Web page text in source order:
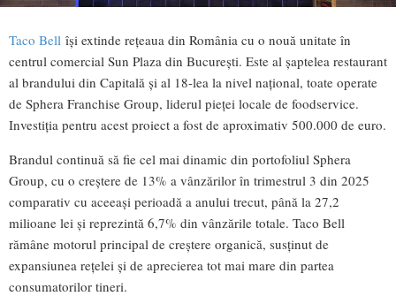
Taco Bell își extinde rețeaua din România cu o nouă unitate în
centrul comercial Sun Plaza din București. Este al șaptelea restaurant
al brandului din Capitală și al 18-lea la nivel național, toate operate
de Sphera Franchise Group, liderul pieței locale de foodservice.
Investiția pentru acest proiect a fost de aproximativ 500.000 de euro.
Brandul continuă să fie cel mai dinamic din portofoliul Sphera
Group, cu o creștere de 13% a vânzărilor în trimestrul 3 din 2025
comparativ cu aceeași perioadă a anului trecut, până la 27,2
milioane lei și reprezintă 6,7% din vânzările totale. Taco Bell
rămâne motorul principal de creștere organică, susținut de
expansiunea rețelei și de aprecierea tot mai mare din partea
consumatorilor tineri.